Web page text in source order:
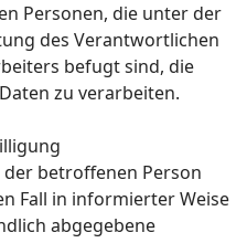
Personen, die unter der
des Verantwortlichen
befugt sind, die
zu verarbeiten.
betroffenen Person
Fall in informierter Weise
abgegebene